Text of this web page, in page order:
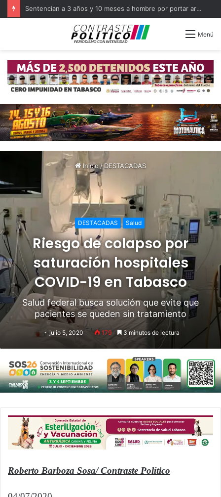
Capacita FGR a militares como primeros respondientes en Tabasco
Menú
Inicio/ DESTACADAS
DESTACADAS Salud
Riesgo de colapso por
saturación hospitales
COVID-19 en Tabasco
Salud federal busca solución que evite que
pacientes se queden sin tratamiento
julio 5, 2020 179 3 minutos de lectura
Roberto Barboza Sosa/ Contraste Político